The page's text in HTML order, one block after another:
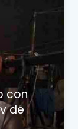
con
de